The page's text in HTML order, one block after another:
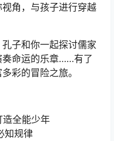
角，与孩子进行穿越
子和你一起探讨儒家
奏命运的乐章……有了
彩的冒险之旅。
造全能少年
知规律